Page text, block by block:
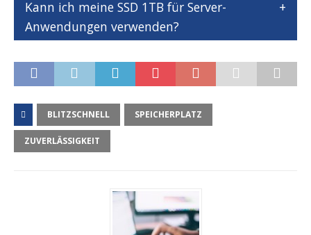
Kann ich meine SSD 1TB für Server-
Anwendungen verwenden?
BLITZSCHNELL SPEICHERPLATZ
ZUVERLÄSSIGKEIT